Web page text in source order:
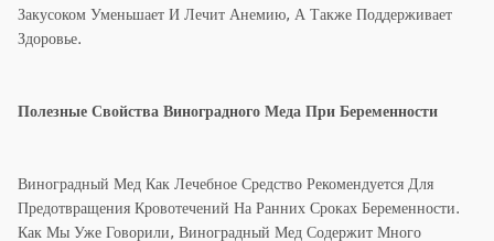
Закусоком Уменьшает И Лечит Анемию, А Также Поддерживает
Здоровье.
Полезные Свойства Виноградного Меда При Беременности
Виноградный Мед Как Лечебное Средство Рекомендуется Для
Предотвращения Кровотечений На Ранних Сроках Беременности.
Как Мы Уже Говорили, Виноградный Мед Содержит Много